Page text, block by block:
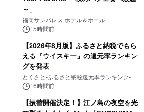
～」
福岡サンパレス ホテル＆ホール
15時間前
【2026年8月版】ふるさと納税でもら
える『ウイスキー』の還元率ランキン
グを発表
とくさと-ふるさと納税還元率ランキング-
16時間前
【振替開催決定！】江ノ島の夜空を光